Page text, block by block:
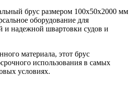
брус размером 100х50х2000 мм
оборудование для
и надежной швартовки судов и
материала, этот брус
использования в самых
условиях.